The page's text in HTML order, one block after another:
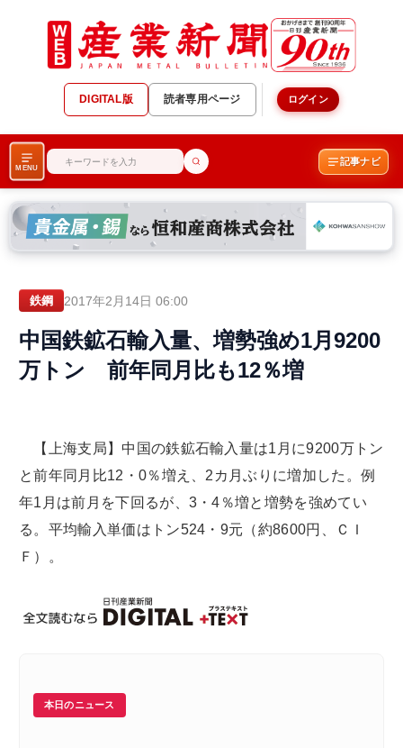
DIGITAL版 読者専用ページ ログイン
MENU
記事ナビ
鉄鋼 2017年2月14日 06:00
中国鉄鉱石輸入量、増勢強め1月9200
万トン 前年同月比も12％増
【上海支局】中国の鉄鉱石輸入量は1月に9200万トン
と前年同月比12・0％増え、2カ月ぶりに増加した。例
年1月は前月を下回るが、3・4％増と増勢を強めてい
る。平均輸入単価はトン524・9元（約8600円、ＣＩ
Ｆ）。
本日のニュース